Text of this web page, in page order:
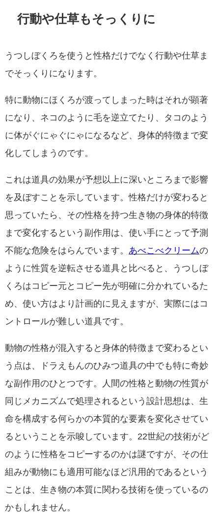
行動や仕草もそっくりに
うつしぼくろを使うと性格だけでなく行動や仕草ま
でそっくりになります。
特に動物にほくろが渡ってしまった時はそれが顕著
になり、ネコのように毛を逆立てたり、タコのよう
に体がぐにゃぐにゃになるなど、身体的特徴まで変
化してしまうのです。
これは道具の効果が予想以上に深いところまで影響
を及ぼすことを示しています。性格だけが変わると
思っていたら、その性格を持つ生き物の身体的特徴
まで変化するという副作用は、使い手にとって予測
不能な危険をはらんでいます。 あべこべクリームの
ように性質を逆転させる道具と比べると、うつしぼ
くろはコピー元とコピー先が明確に分かれているた
め、使い方はより計画的に見えますが、実際にはコ
ントロールが難しい道具です。
動物の性格が混入すると身体的特徴まで変わるとい
う点は、ドラえもんのひみつ道具の中でも特に奇妙
な副作用のひとつです。人間の性格と動物の性質が
同じメカニズムで処理されるという設計思想は、生
命を構成する何らかの本質的な要素を変化させてい
るということを示唆しています。22世紀の技術がど
のように性格をコピーするのかは謎ですが、その仕
組みが動物にも適用可能なほど汎用的であるという
ことは、生き物の本質に関わる技術を使っているの
かもしれません。